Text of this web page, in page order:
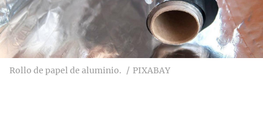
Rollo de papel de aluminio. PIXABAY